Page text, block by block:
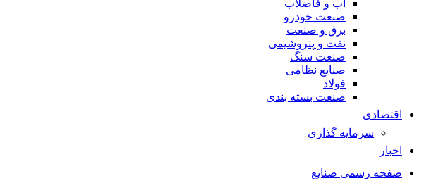
آب و فاضلاب
صنعت خودرو
برق و صنعت
نفت و پتروشیمی
صنعت سنگ
صنایع نظامی
فولاد
صنعت بسته بندی
اقتصادی
سرمایه گذاری
اخبار
صفحه رسمی صنایع